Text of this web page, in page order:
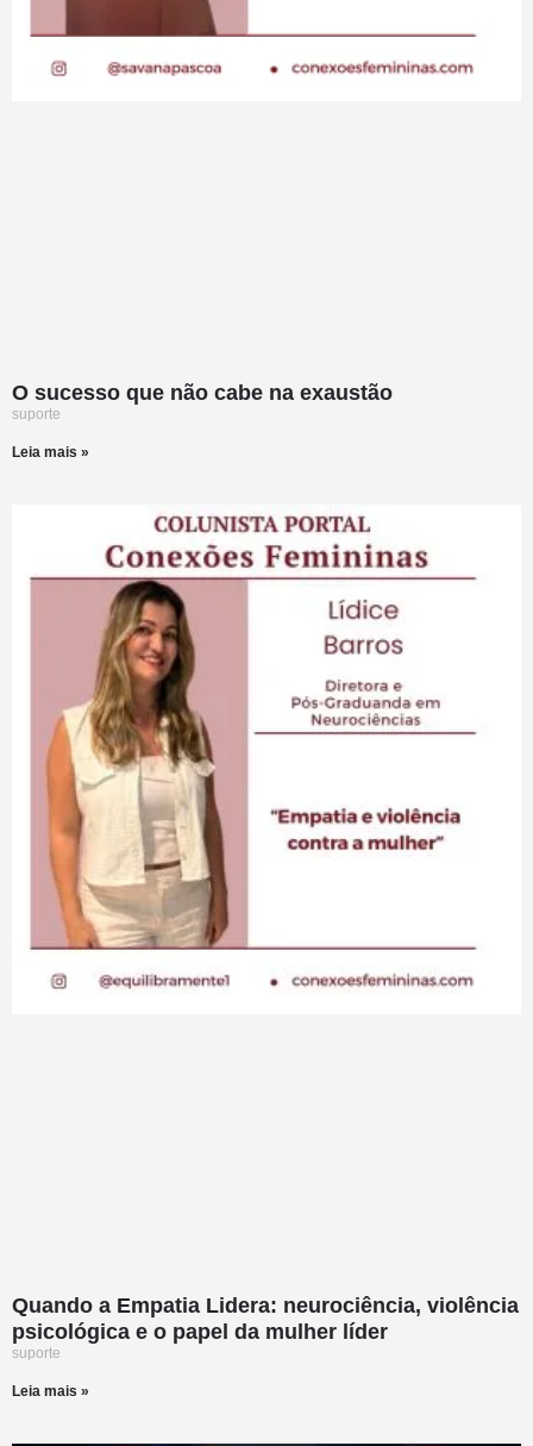
O sucesso que não cabe na exaustão
suporte
Leia mais »
Quando a Empatia Lidera: neurociência, violência
psicológica e o papel da mulher líder
suporte
Leia mais »